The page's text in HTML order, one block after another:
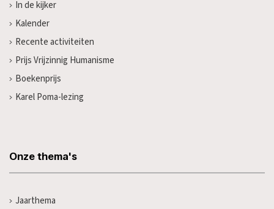
In de kijker
Kalender
Recente activiteiten
Prijs Vrijzinnig Humanisme
Boekenprijs
Karel Poma-lezing
Onze thema's
Jaarthema